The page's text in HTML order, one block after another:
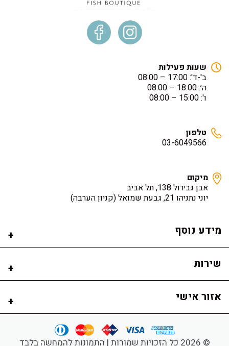
שעות פעילות
ב'-ד': 17:00 – 08:00
ה׳: 18:00 – 08:00
ו': 15:00 – 08:00
טלפון
03-6049566
מיקום
אבן גבירול 138, תל אביב
יוני נתניהו 21, גבעת שמואל
(קניון הערבה)
מידע נוסף
שירות
אזור אישי
© 2026 כל הזכויות שמורות | התמונות להמחשה בלבד